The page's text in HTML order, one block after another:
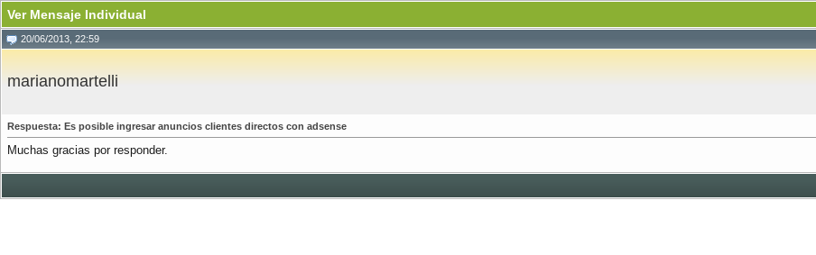
Ver Mensaje Individual
20/06/2013, 22:59
marianomartelli
Respuesta: Es posible ingresar anuncios clientes directos con adsense
Muchas gracias por responder.